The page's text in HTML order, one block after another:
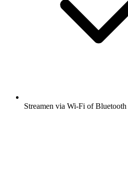
Streamen via Wi-Fi of Bluetooth